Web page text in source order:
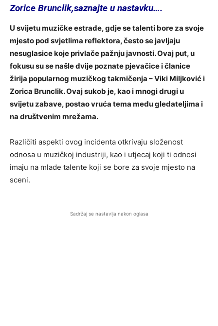
Zorice Brunclik,saznajte u nastavku….
U svijetu muzičke estrade, gdje se talenti bore za svoje
mjesto pod svjetlima reflektora, često se javljaju
nesuglasice koje privlače pažnju javnosti. Ovaj put, u
fokusu su se našle dvije poznate pjevačice i članice
žirija popularnog muzičkog takmičenja – Viki Miljković i
Zorica Brunclik. Ovaj sukob je, kao i mnogi drugi u
svijetu zabave, postao vruća tema među gledateljima i
na društvenim mrežama.
Različiti aspekti ovog incidenta otkrivaju složenost
odnosa u muzičkoj industriji, kao i utjecaj koji ti odnosi
imaju na mlade talente koji se bore za svoje mjesto na
sceni.
Sadržaj se nastavlja nakon oglasa